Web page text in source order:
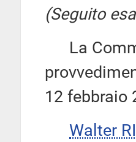
(Seguito
La
12 febbraio
Walter